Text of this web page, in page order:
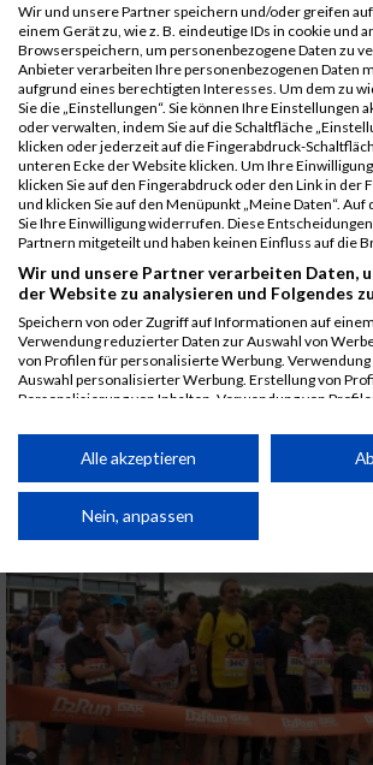
ALBUM B2RUN KÖLN / 05.09.2019
Wir und unsere Partner speichern und/oder greifen
einem Gerät zu, wie z. B. eindeutige IDs in cookie und
Browserspeichern, um personenbezogene Daten zu
Anbieter verarbeiten Ihre personenbezogenen Daten
aufgrund eines berechtigten Interesses. Um dem zu
Sie die „Einstellungen“. Sie können Ihre Einstellungen
oder verwalten, indem Sie auf die Schaltfläche
klicken oder jederzeit auf die Fingerabdruck-
unteren Ecke der Website klicken. Um Ihre
klicken Sie auf den Fingerabdruck oder den Link in der
und klicken Sie auf den Menüpunkt „Meine Daten“. Auf
Sie Ihre Einwilligung widerrufen. Diese
Partnern mitgeteilt und haben keinen Einfluss auf die
Wir und unsere Partner verarbeiten Daten,
der Website zu analysieren und Folgendes
Speichern von oder Zugriff auf Informationen auf
Verwendung reduzierter Daten zur Auswahl von
von Profilen für personalisierte Werbung.
Auswahl personalisierter Werbung. Erstellung von
Personalisierung von Inhalten. Verwendung von
Performance von Inhalten. Analyse von Zielgruppen
Kombinationen von Daten aus verschiedenen Quellen.
von Inhalten.
Daten können außerhalb der Europäischen Union
Website/App.
Partnerliste anzeigen (1 IAB-Anbieter)
Wir nutzen Ihre Daten für folgende Zwecke:
IAB-Verarbeitungszwecke:
Speichern von oder Zugriff auf
auf einem Endgerät
Alle akzeptieren
Nein, anpassen